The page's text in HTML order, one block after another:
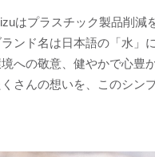
はプラスチック製品削減
ンド名は日本語の「水」
への敬意、健やかで心豊
くさんの想いを、このシン